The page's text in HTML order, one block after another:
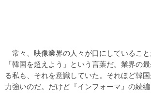
常々、映像業界の人々が口にしているこ
「韓国を超えよう」という言葉だ。業界の
る私も、それを意識していた。それほど韓
力強いのだ。だけど『インフォーマ』の続